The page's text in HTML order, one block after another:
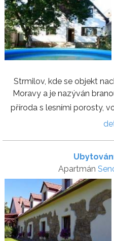
Strmilov, kde se objekt
Moravy a je nazýván
příroda s lesními porosty,
Apartmán